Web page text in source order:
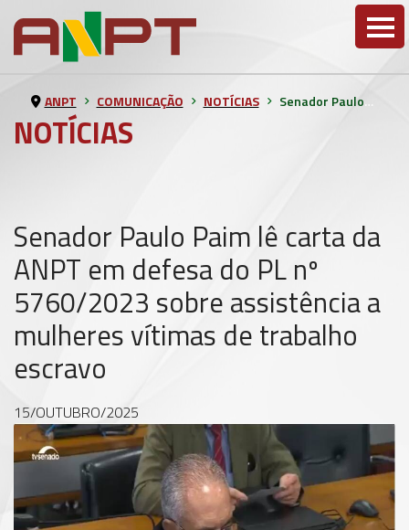
NOTÍCIAS
ANPT COMUNICAÇÃO NOTÍCIAS Senador Paulo Paim lê carta da ANPT em defesa do PL nº 5760/2023 sobre assistência a mulheres vítimas de trabalho escravo
Senador Paulo Paim lê carta da
ANPT em defesa do PL nº
5760/2023 sobre assistência a
mulheres vítimas de trabalho
escravo
15/OUTUBRO/2025